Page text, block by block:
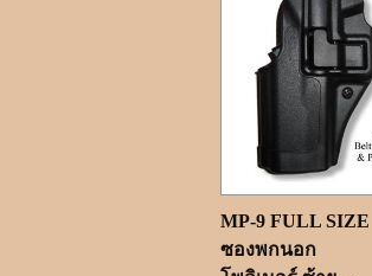
MP-9 FULL SIZE
ซองพกนอก